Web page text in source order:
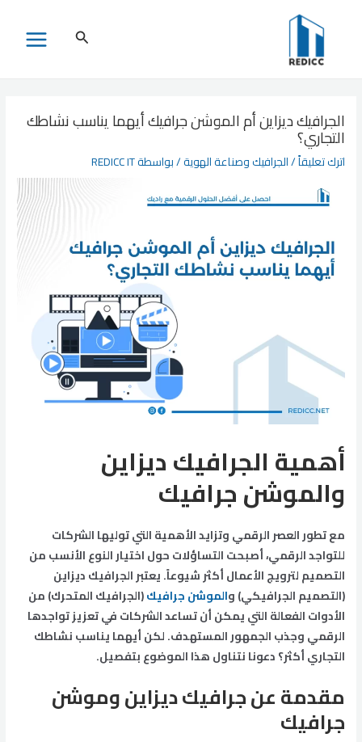
البحث
MAIN
الجرافيك ديزاين أم الموشن جرافيك أيهما يناسب نشاطك
التجاري؟
اترك تعليقاً/الجرافيك وصناعة الهوية/ بواسطةREDICC IT
أهمية الجرافيك ديزاين
والموشن جرافيك
مع تطور العصر الرقمي وتزايد الأهمية التي توليها الشركات
للتواجد الرقمي، أصبحت التساؤلات حول اختيار النوع الأنسب من
التصميم لترويج الأعمال أكثر شيوعاً. يعتبر الجرافيك ديزاين
(التصميم الجرافيكي) والموشن جرافيك(الجرافيك المتحرك) من
الأدوات الفعالة التي يمكن أن تساعد الشركات في تعزيز تواجدها
الرقمي وجذب الجمهور المستهدف. لكن أيهما يناسب نشاطك
التجاري أكثر؟ دعونا نتناول هذا الموضوع بتفصيل.
مقدمة عن جرافيك ديزاين وموشن
جرافيك